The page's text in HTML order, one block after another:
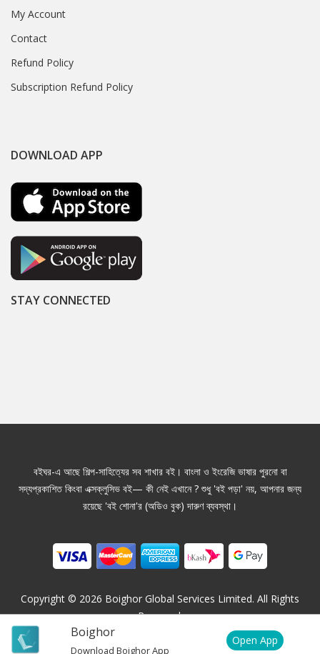
Boighor
Download Boighor App
Open App
My Account
Contact
Refund Policy
Subscription Refund Policy
DOWNLOAD APP
STAY CONNECTED
বইঘর-এ আছে শিল্প-সাহিত্যের সব শাখার বই। বাংলা ও ইংরেজি ভাষার পুরনো বা
সদ্যপ্রকাশিত কিংবা এক্সক্লুসিভ বই— কী নেই এখানে ? শুধু 'বই পড়া' নয়, আপনার জন্য
রয়েছে 'বই শোনা'র (অডিও বুক) দারুণ ব্যবস্থা।
Copyright © 2026 Boighor Global Services Limited. All Rights
Reserved.